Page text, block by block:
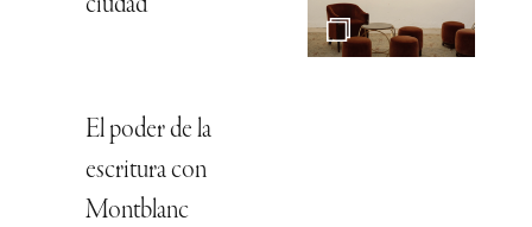
ciudad
El poder de la
escritura con
Montblanc